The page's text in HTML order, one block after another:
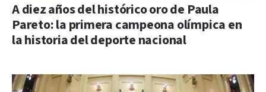
A diez años del histórico oro de Paula
Pareto: la primera campeona olímpica en
la historia del deporte nacional